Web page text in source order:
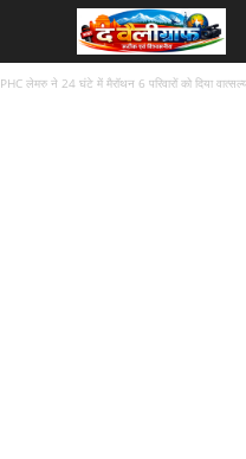
PHC लेमरु ने 24 घंटे में मैरॉथन 6 परिवारों को दिया